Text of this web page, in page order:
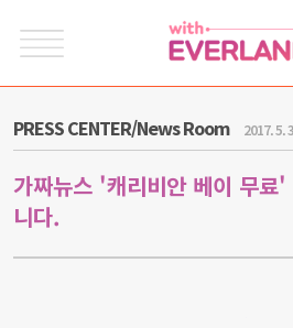
PRESS CENTER/News Room 2017. 5.
가짜뉴스 '캐리비안 베이 무료
니다.